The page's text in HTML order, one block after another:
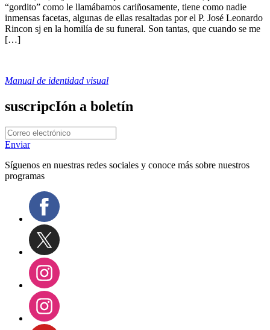
“gordito” como le llamábamos cariñosamente, tiene como nadie
inmensas facetas, algunas de ellas resaltadas por el P. José Leonardo
Rincon sj en la homilía de su funeral. Son tantas, que cuando se me
[…]
Manual de identidad visual
suscripcIón a boletín
Enviar
Síguenos en nuestras redes sociales y conoce más sobre nuestros
programas